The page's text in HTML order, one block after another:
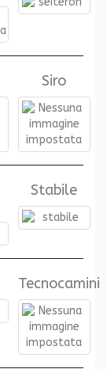
Siro
Stabile
Tecnocamini